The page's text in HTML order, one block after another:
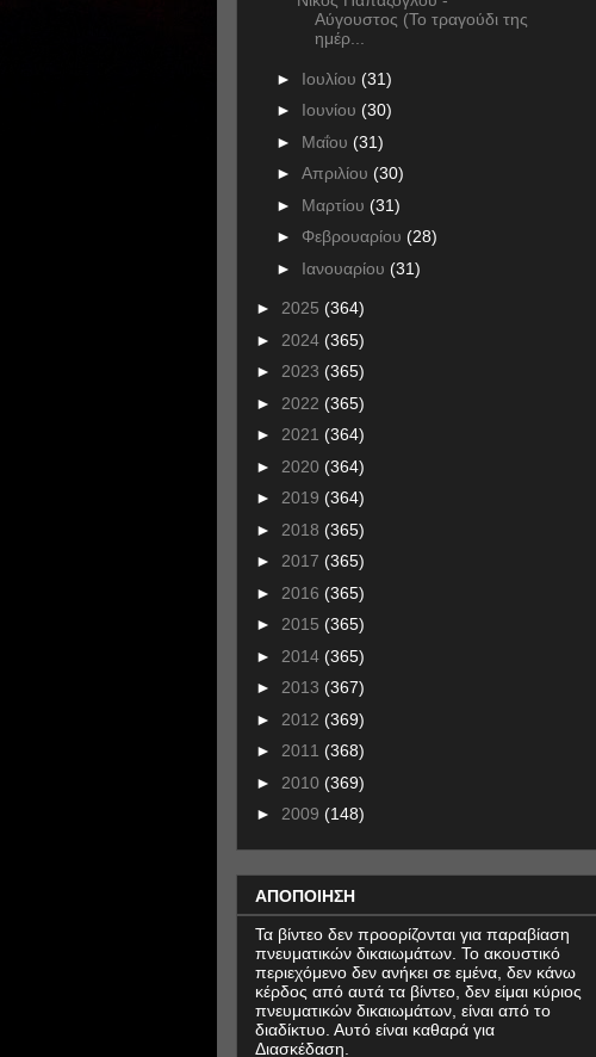
Αύγουστος (Το τραγούδι της
ημέρ...
► Ιουλίου (31)
► Ιουνίου (30)
► Μαΐου (31)
► Απριλίου (30)
► Μαρτίου (31)
► Φεβρουαρίου (28)
► Ιανουαρίου (31)
► 2025 (364)
► 2024 (365)
► 2023 (365)
► 2022 (365)
► 2021 (364)
► 2020 (364)
► 2019 (364)
► 2018 (365)
► 2017 (365)
► 2016 (365)
► 2015 (365)
► 2014 (365)
► 2013 (367)
► 2012 (369)
► 2011 (368)
► 2010 (369)
► 2009 (148)
ΑΠΟΠΟΙΗΣΗ
Τα βίντεο δεν προορίζονται για παραβίαση
πνευματικών δικαιωμάτων. Το ακουστικό
περιεχόμενο δεν ανήκει σε εμένα, δεν κάνω
κέρδος από αυτά τα βίντεο, δεν είμαι κύριος
πνευματικών δικαιωμάτων, είναι από το
διαδίκτυο. Αυτό είναι καθαρά για
Διασκέδαση.